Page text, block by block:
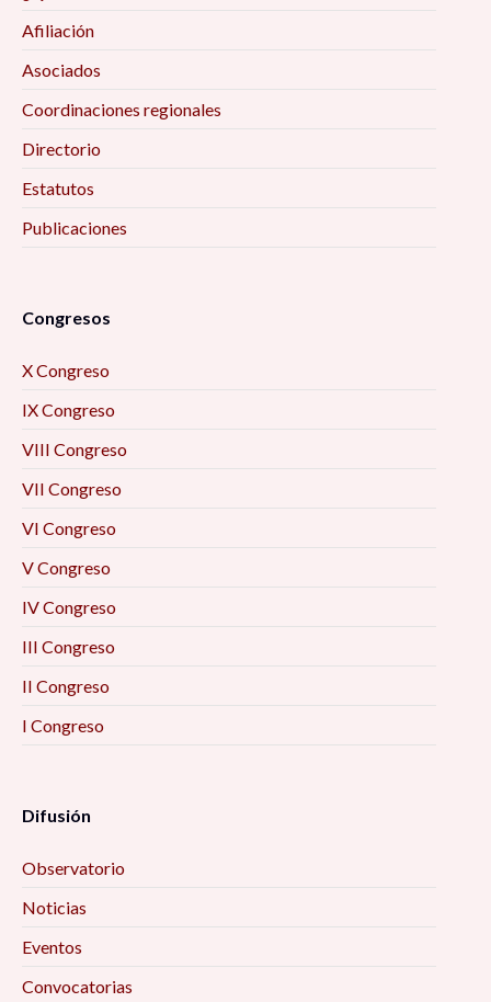
Afiliación
Asociados
Coordinaciones regionales
Directorio
Estatutos
Publicaciones
Congresos
X Congreso
IX Congreso
VIII Congreso
VII Congreso
VI Congreso
V Congreso
IV Congreso
III Congreso
II Congreso
I Congreso
Difusión
Observatorio
Noticias
Eventos
Convocatorias